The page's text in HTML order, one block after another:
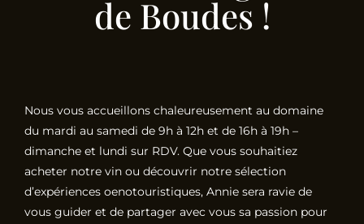
de Boudes !
Nous vous accueillons chaleureusement au domaine
du mardi au samedi de 9h à 12h et de 16h à 19h –
dimanche et lundi sur RDV. Que vous souhaitiez
acheter notre vin ou découvrir notre sélection
d’expériences oenotouristiques, Annie sera ravie de
vous guider et de partager avec vous sa passion pour